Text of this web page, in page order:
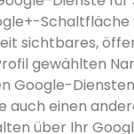
sichtbares,
gewählten
Google-
auch einen
über Ihr